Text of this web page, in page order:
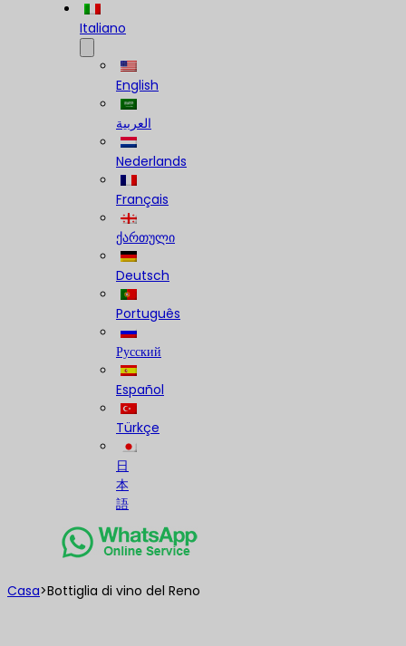
Italiano
English
العربية
Nederlands
Français
ქართული
Deutsch
Português
Русский
Español
Türkçe
日
本
語
Casa>Bottiglia di vino del Reno